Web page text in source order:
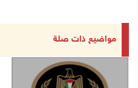
مواضيع ذات صلة